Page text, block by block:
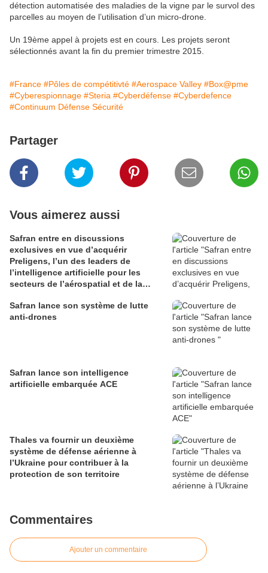
détection automatisée des maladies de la vigne par le survol des
parcelles au moyen de l’utilisation d’un micro-drone.
Un 19ème appel à projets est en cours. Les projets seront
sélectionnés avant la fin du premier trimestre 2015.
#France #Pôles de compétitivté #Aerospace Valley #Box@pme
#Cyberespionnage #Steria #Cyberdéfense #Cyberdefence
#Continuum Défense Sécurité
Partager
Vous aimerez aussi
Safran entre en discussions
exclusives en vue d’acquérir
Preligens, l’un des leaders de
l’intelligence artificielle pour les
secteurs de l’aérospatial et de la
Safran lance son système de lutte
anti-drones
Safran lance son intelligence
artificielle embarquée ACE
Thales va fournir un deuxième
système de défense aérienne à
l’Ukraine pour contribuer à la
protection de son territoire
Commentaires
Ajouter un commentaire